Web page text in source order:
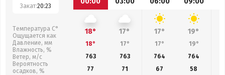
Закат:20:23
Температура С°
Ощущается как
Давление, мм
Влажность, %
Ветер, м/с
Вероятность
осадков, %
18° 17° 17° 19°
18° 17° 17° 19°
763
763 764 764
77
71 67 58